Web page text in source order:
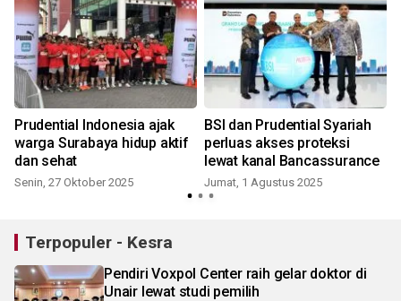
Prudential Indonesia ajak
warga Surabaya hidup aktif
dan sehat
Senin, 27 Oktober 2025
BSI dan Prudential Syariah
perluas akses proteksi
lewat kanal Bancassurance
Jumat, 1 Agustus 2025
Terpopuler - Kesra
Pendiri Voxpol Center raih gelar doktor di
Unair lewat studi pemilih